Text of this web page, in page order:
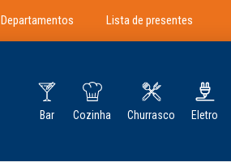
Departamentos Lista de presentes
Bar Cozinha Churrasco Eletro